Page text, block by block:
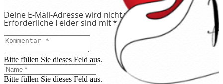
Deine E-Mail-Adresse wird nicht veröffentlicht.
Erforderliche Felder sind mit *markiert
Bitte füllen Sie dieses Feld aus.
Bitte füllen Sie dieses Feld aus.